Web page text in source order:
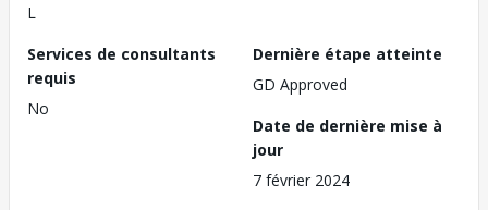
L
Services de consultants
requis
No
Dernière étape atteinte
GD Approved
Date de dernière mise à
jour
7 février 2024